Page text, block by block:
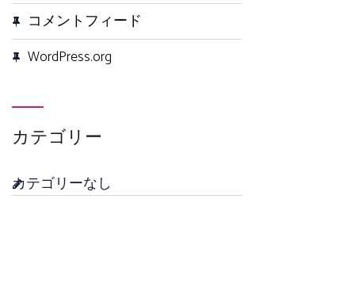
コメントフィード
WordPress.org
カテゴリー
カテゴリーなし